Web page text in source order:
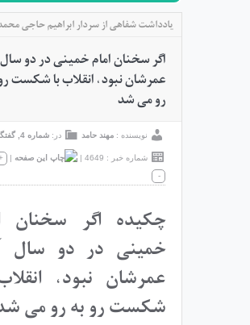
یادداشت شفاهی از سردار ابراهیم حاجی
اگر سخنان امام خمینی در دو
عمرشان نبود، انقلاب با شکست
رو می شد
نویسنده : مهند حامد در: شماره 4
شماره خبر : 4649 |
|
-
چکیده اگر سخنان
خمینی در دو سال
عمرشان نبود،
شکست رو به رو می